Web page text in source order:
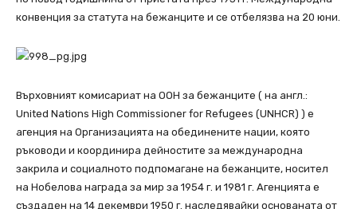
конвенция за статута на бежанците и се отбелязва на 20 юни.
Върховният комисариат на ООН за бежанците ( на англ.:
United Nations High Commissioner for Refugees (UNHCR) ) е
агенция на Организацията на обединените нации, която
ръководи и координира дейностите за международна
закрила и социалното подпомагане на бежанците, носител
на Нобелова награда за мир за 1954 г. и 1981 г. Агенцията е
създаден на 14 декември 1950 г. наследявайки основаната от